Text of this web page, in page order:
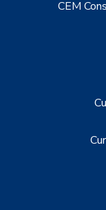
CEM